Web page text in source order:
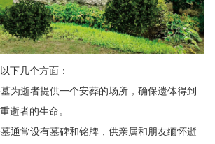
下几个方面：
为逝者提供一个安葬的场所，确保遗体得到
逝者的生命。
通常设有墓碑和铭牌，供亲属和朋友缅怀逝